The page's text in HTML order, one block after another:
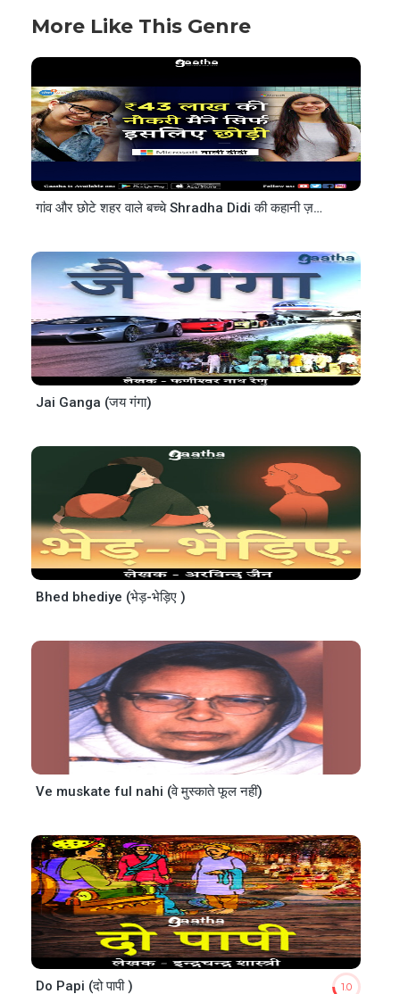
More Like This Genre
गांव और छोटे शहर वाले बच्चे Shradha Didi की कहानी ज़रूर सुनें
Jai Ganga (जय गंगा)
Bhed bhediye (भेड़-भेड़िए )
Ve muskate ful nahi (वे मुस्काते फूल नहीं)
Do Papi (दो पापी ) 1.0